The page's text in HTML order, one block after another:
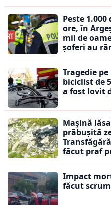
Peste
ore, în
mii de
șoferi au
Tragedie
biciclist de
a fost lovit
Mașină
prăbușită
făcut praf
Impact
făcut